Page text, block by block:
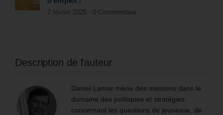
7 février 2025 - 0 Commentaire
Description de l'auteur
Daniel Lamar mène des missions dans le
domaine des politiques et stratégies
concernant les questions de jeunesse, de